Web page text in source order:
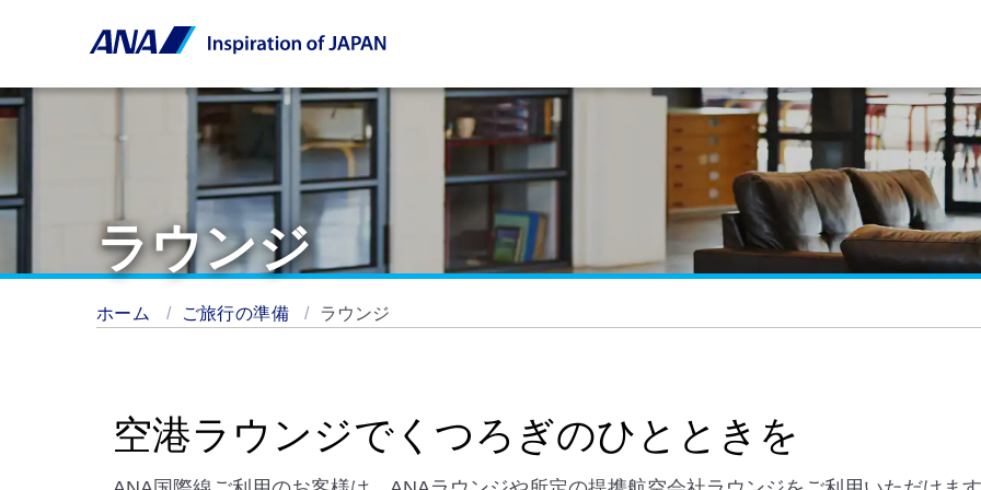
ラウンジ
ホーム ご旅行の準備 ラウンジ
空港ラウンジでくつろぎのひとときを